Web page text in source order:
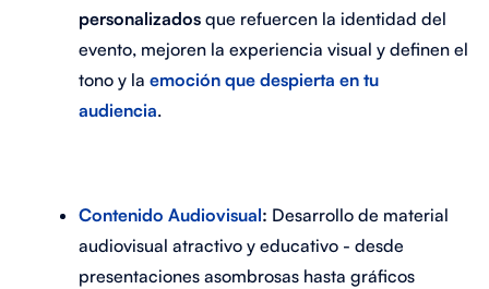
personalizados que refuercen la identidad del
evento, mejoren la experiencia visual y definen el
tono y la emoción que despierta en tu
audiencia.
Contenido Audiovisual: Desarrollo de material
audiovisual atractivo y educativo - desde
presentaciones asombrosas hasta gráficos